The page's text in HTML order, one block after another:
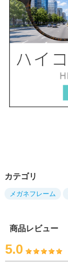
カテゴリ
メガネフレーム
商品レビュー
5.0